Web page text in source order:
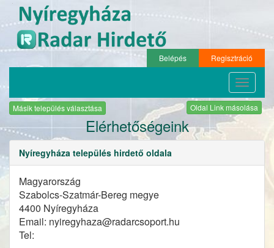
Belépés Regisztráció
Toggle
Másik település választása Oldal Link másolása
Elérhetőségeink
Nyíregyháza település hirdető oldala
Magyarország
Szabolcs-Szatmár-Bereg megye
4400 Nyíregyháza
Email: nyiregyhaza@radarcsoport.hu
Tel: